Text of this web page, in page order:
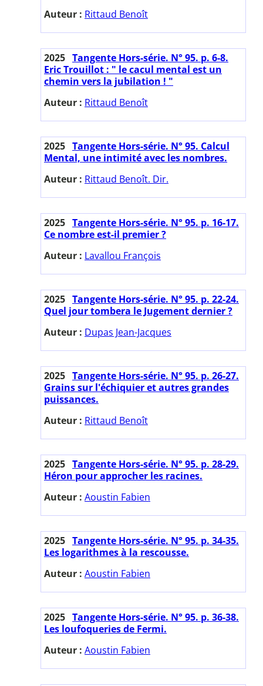
Auteur : Rittaud Benoît
2025 Tangente Hors-série. N° 95. p. 6-8.
Eric Trouillot : " le cacul mental est un
chemin vers la jubilation ! "
Auteur : Rittaud Benoît
2025 Tangente Hors-série. N° 95. Calcul
Mental, une intimité avec les nombres.
Auteur : Rittaud Benoît. Dir.
2025 Tangente Hors-série. N° 95. p. 16-17.
Ce nombre est-il premier ?
Auteur : Lavallou François
2025 Tangente Hors-série. N° 95. p. 22-24.
Quel jour tombera le Jugement dernier ?
Auteur : Dupas Jean-Jacques
2025 Tangente Hors-série. N° 95. p. 26-27.
Grains sur l'échiquier et autres grandes
puissances.
Auteur : Rittaud Benoît
2025 Tangente Hors-série. N° 95. p. 28-29.
Héron pour approcher les racines.
Auteur : Aoustin Fabien
2025 Tangente Hors-série. N° 95. p. 34-35.
Les logarithmes à la rescousse.
Auteur : Aoustin Fabien
2025 Tangente Hors-série. N° 95. p. 36-38.
Les loufoqueries de Fermi.
Auteur : Aoustin Fabien